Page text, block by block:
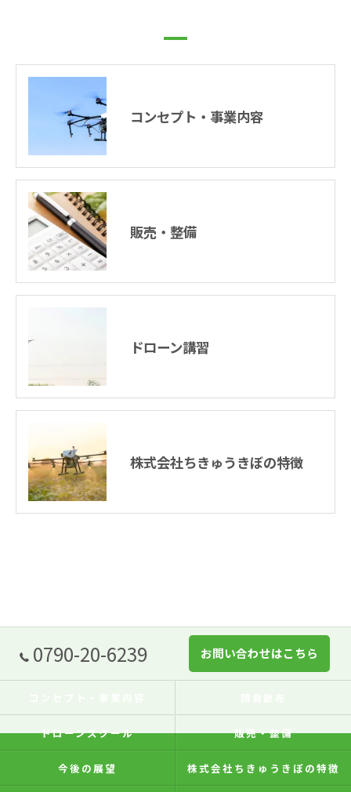
コンセプト・事業内容
販売・整備
ドローン講習
株式会社ちきゅうきぼの特徴
0790-20-6239 お問い合わせはこちら
ドローンスクール 販売・整備
今後の展望 株式会社ちきゅうきぼの特徴